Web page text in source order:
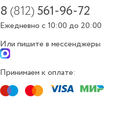
8(812) 561-96-72
Ежедневно с 10:00 до 20:00
Или пишите в мессенджеры
Принимаем к оплате: